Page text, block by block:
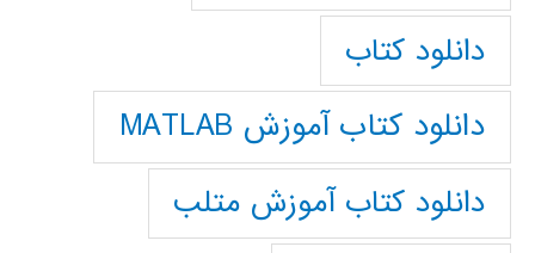
دانلود کتاب
دانلود کتاب آموزش MATLAB
دانلود کتاب آموزش متلب